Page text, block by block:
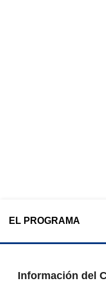
EL PROGRAMA
Información del